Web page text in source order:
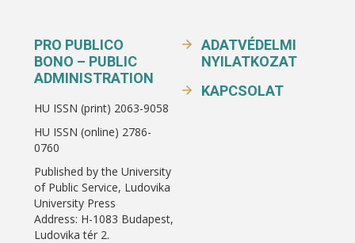
PRO PUBLICO
BONO – PUBLIC
ADMINISTRATION
HU ISSN (print) 2063-9058
HU ISSN (online) 2786-
0760
Published by the University
of Public Service, Ludovika
University Press
Address: H-1083 Budapest,
Ludovika tér 2.
ADATVÉDELMI
NYILATKOZAT
KAPCSOLAT